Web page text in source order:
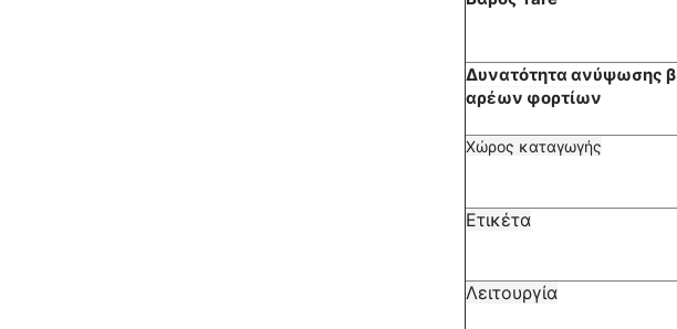
Δυνατότητα ανύψωσης β
αρέων φορτίων
Χώρος καταγωγής
Ετικέτα
Λειτουργία